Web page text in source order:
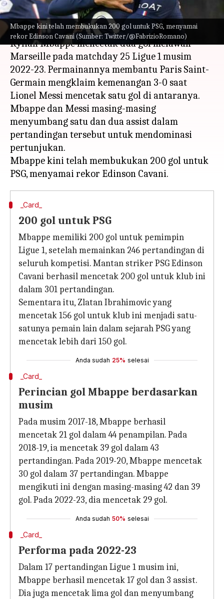
Mbappe kini telah membukukan 200 gol untuk PSG, menyamai
rekor Edinson Cavani (Sumber: Twitter/@FabrizioRomano)
Apa ceritanya
Kylian Mbappe mencetak dua gol melawan
Marseille pada matchday 25 Ligue 1 musim
2022-23. Permainannya membantu Paris Saint-
Germain mengklaim kemenangan 3-0 saat
Lionel Messi mencetak satu gol di antaranya.
Mbappe dan Messi masing-masing
menyumbang satu dan dua assist dalam
pertandingan tersebut untuk mendominasi
pertunjukan.
Mbappe kini telah membukukan 200 gol untuk
_Card_
200 gol untuk PSG
Mbappe memiliki 200 gol untuk pemimpin
Ligue 1, setelah memainkan 246 pertandingan di
seluruh kompetisi. Mantan striker PSG Edinson
Cavani berhasil mencetak 200 gol untuk klub ini
dalam 301 pertandingan.
Sementara itu, Zlatan Ibrahimovic yang
mencetak 156 gol untuk klub ini menjadi satu-
satunya pemain lain dalam sejarah PSG yang
mencetak lebih dari 150 gol.
Anda sudah 25% selesai
_Card_
Perincian gol Mbappe berdasarkan
musim
Pada musim 2017-18, Mbappe berhasil
mencetak 21 gol dalam 44 penampilan. Pada
2018-19, ia mencetak 39 gol dalam 43
pertandingan. Pada 2019-20, Mbappe mencetak
30 gol dalam 37 pertandingan. Mbappe
mengikuti ini dengan masing-masing 42 dan 39
gol. Pada 2022-23, dia mencetak 29 gol.
Anda sudah 50% selesai
_Card_
Performa pada 2022-23
Dalam 17 pertandingan Ligue 1 musim ini,
Mbappe berhasil mencetak 17 gol dan 3 assist.
Dia juga mencetak lima gol dan menyumbang